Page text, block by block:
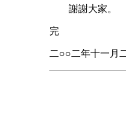
謝謝大家。
完
二○○二年十一月